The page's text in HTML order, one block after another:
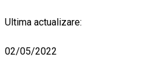
Ultima actualizare:
02/05/2022